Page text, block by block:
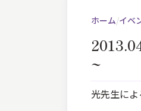
ホーム/イベ
~
光先生に